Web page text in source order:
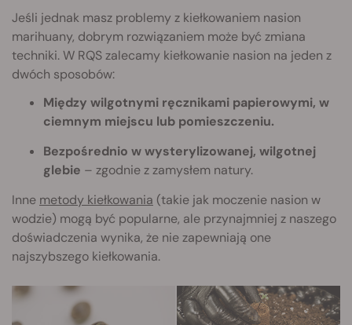
Jeśli jednak masz problemy z kiełkowaniem nasion
marihuany, dobrym rozwiązaniem może być zmiana
techniki. W RQS zalecamy kiełkowanie nasion na jeden z
dwóch sposobów:
Między wilgotnymi ręcznikami papierowymi, w
ciemnym miejscu lub pomieszczeniu.
Bezpośrednio w wysterylizowanej, wilgotnej
glebie – zgodnie z zamysłem natury.
Inne metody kiełkowania (takie jak moczenie nasion w
wodzie) mogą być popularne, ale przynajmniej z naszego
doświadczenia wynika, że nie zapewniają one
najszybszego kiełkowania.